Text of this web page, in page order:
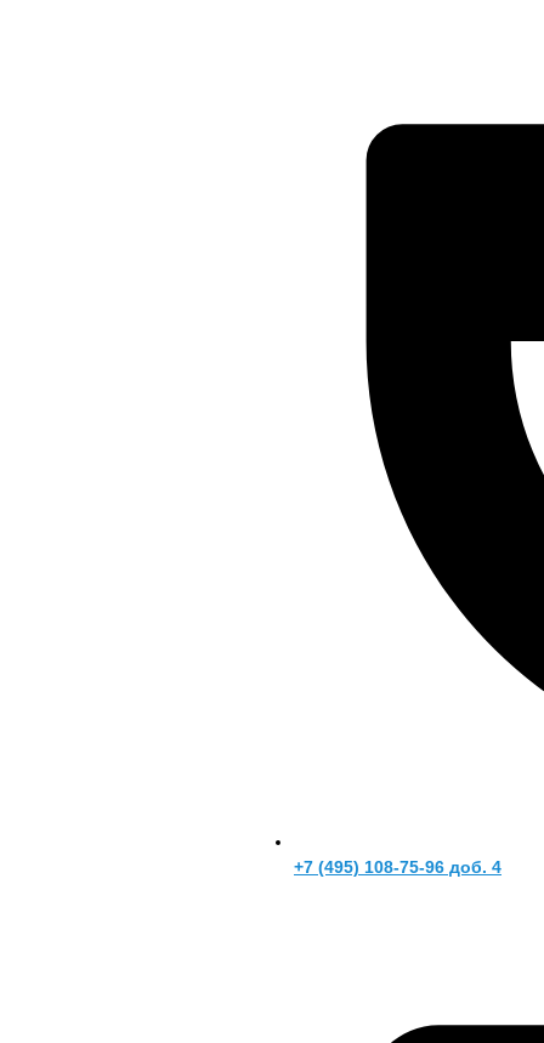
+7 (495) 108-75-96 доб. 4